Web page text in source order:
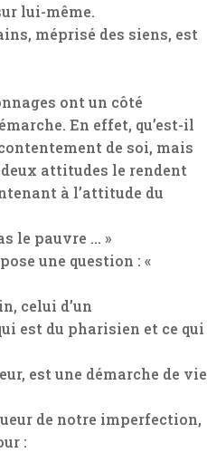
lui-même.
méprisé des siens, est
ont un côté
En effet, qu’est-il
de soi, mais
attitudes le rendent
à l’attitude du
le pauvre … »
une question : «
celui d’un
est du pharisien et ce qui
est une démarche de vie
de notre imperfection,
: